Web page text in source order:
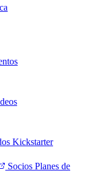
Kickstarter
Socios Planes de